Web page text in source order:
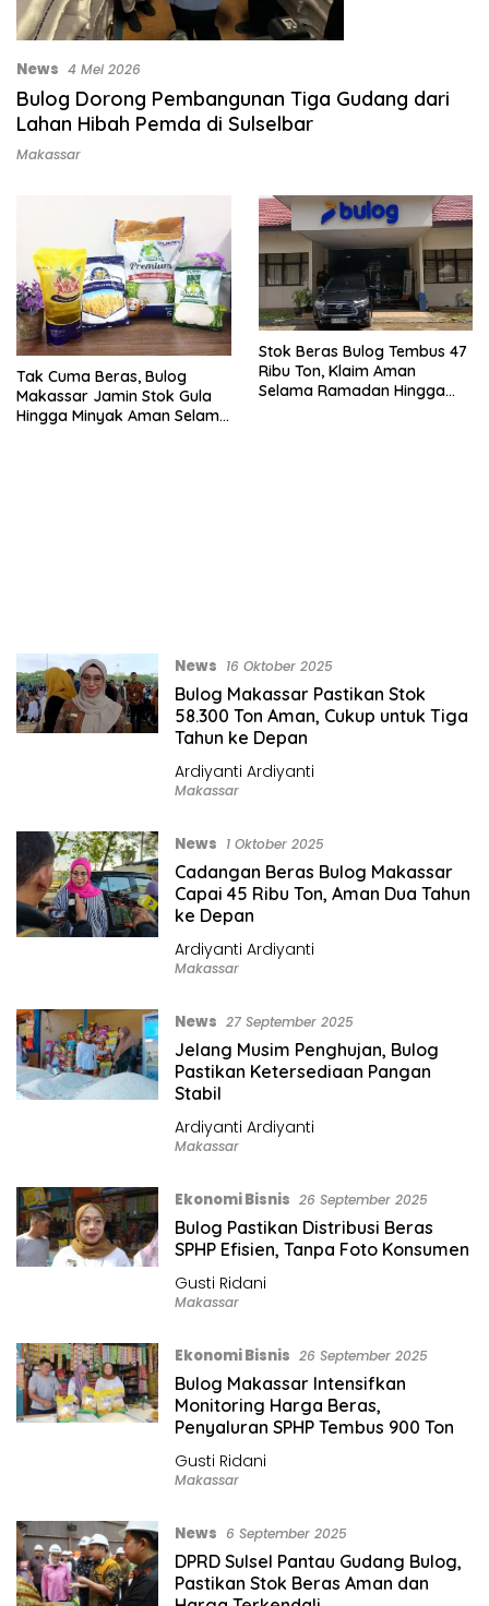
News 4 Mei 2026
Bulog Dorong Pembangunan Tiga Gudang dari
Lahan Hibah Pemda di Sulselbar
Makassar
Tak Cuma Beras, Bulog
Makassar Jamin Stok Gula
Hingga Minyak Aman Selama
Stok Beras Bulog Tembus 47
Ribu Ton, Klaim Aman
Selama Ramadan Hingga
News 16 Oktober 2025
Bulog Makassar Pastikan Stok
58.300 Ton Aman, Cukup untuk Tiga
Tahun ke Depan
Ardiyanti Ardiyanti
Makassar
News 1 Oktober 2025
Cadangan Beras Bulog Makassar
Capai 45 Ribu Ton, Aman Dua Tahun
ke Depan
Ardiyanti Ardiyanti
Makassar
News 27 September 2025
Jelang Musim Penghujan, Bulog
Pastikan Ketersediaan Pangan
Stabil
Ardiyanti Ardiyanti
Makassar
Ekonomi Bisnis 26 September 2025
Bulog Pastikan Distribusi Beras
SPHP Efisien, Tanpa Foto Konsumen
Gusti Ridani
Makassar
Ekonomi Bisnis 26 September 2025
Bulog Makassar Intensifkan
Monitoring Harga Beras,
Penyaluran SPHP Tembus 900 Ton
Gusti Ridani
Makassar
News 6 September 2025
DPRD Sulsel Pantau Gudang Bulog,
Pastikan Stok Beras Aman dan